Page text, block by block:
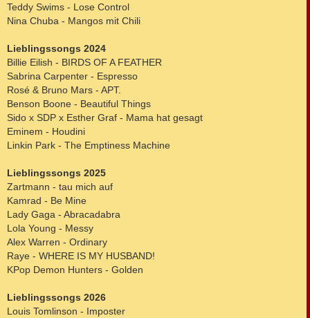
Teddy Swims - Lose Control
Nina Chuba - Mangos mit Chili
Lieblingssongs 2024
Billie Eilish - BIRDS OF A FEATHER
Sabrina Carpenter - Espresso
Rosé & Bruno Mars - APT.
Benson Boone - Beautiful Things
Sido x SDP x Esther Graf - Mama hat gesagt
Eminem - Houdini
Linkin Park - The Emptiness Machine
Lieblingssongs 2025
Zartmann - tau mich auf
Kamrad - Be Mine
Lady Gaga - Abracadabra
Lola Young - Messy
Alex Warren - Ordinary
Raye - WHERE IS MY HUSBAND!
KPop Demon Hunters - Golden
Lieblingssongs 2026
Louis Tomlinson - Imposter